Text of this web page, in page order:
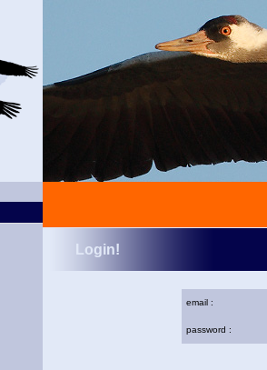
Login!
email :
password :